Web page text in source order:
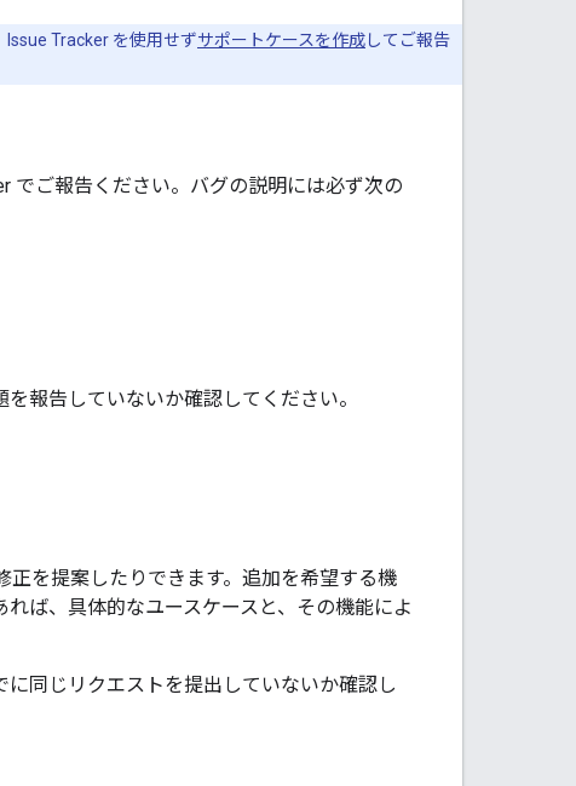
Tracker を使用せずサポートケースを作成してご報告
でご報告ください。バグの説明には必ず次の
報告していないか確認してください。
正を提案したりできます。追加を希望する機
ば、具体的なユースケースと、その機能によ
同じリクエストを提出していないか確認し